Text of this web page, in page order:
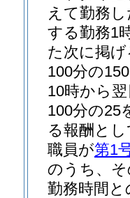
えて勤務
する勤務1
た次に掲
100分の
10時から
100分の25
る報酬と
職員が第1
のうち、
勤務時間